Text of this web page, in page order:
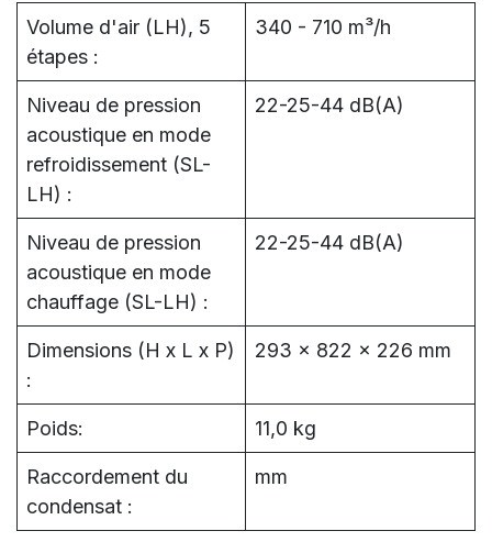
Volume d'air (LH), 5
étapes :
340 - 710 m³/h
Niveau de pression
acoustique en mode
refroidissement (SL-
LH) :
22-25-44 dB(A)
Niveau de pression
acoustique en mode
chauffage (SL-LH) :
22-25-44 dB(A)
Dimensions (H x L x P)
:
293 x 822 x 226 mm
Poids: 11,0 kg
Raccordement du
condensat :
mm